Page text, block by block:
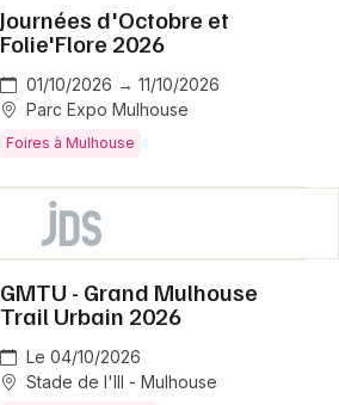
Journées d'Octobre et
Folie'Flore 2026
01/10/2026 → 11/10/2026
Parc Expo Mulhouse
Foires à Mulhouse
GMTU - Grand Mulhouse
Trail Urbain 2026
Le 04/10/2026
Stade de l'Ill - Mulhouse